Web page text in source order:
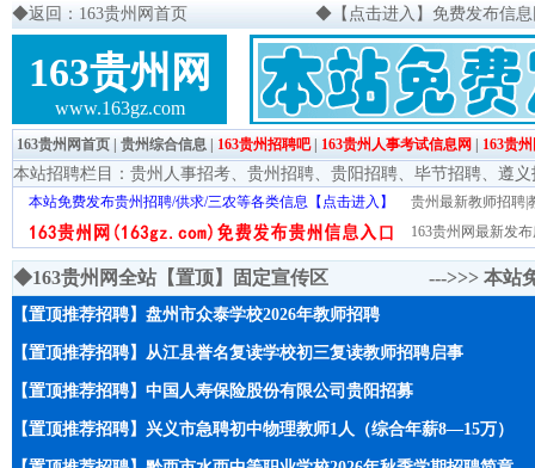
◆返回：163贵州网首页 ◆ 【点击进入】免费发布信
163贵州网
www.163gz.com
163贵州网首页 贵州综合信息 163贵州招聘吧| 163贵州人事考试信息网 163贵
本站招聘栏目： 贵州人事招考、 贵州招聘、 贵阳招聘、 毕节招聘、 遵义
本站免费发布贵州招聘/供求/三农等各类信息【点击进入】
贵州最新教师招聘|
163贵州网最新发
◆163贵州网全站【置顶】固定宣传区 --->>> 本站
【置顶推荐招聘】盘州市众泰学校2026年教师招聘
【置顶推荐招聘】从江县誉名复读学校初三复读教师招聘启事
【置顶推荐招聘】中国人寿保险股份有限公司贵阳招募
【置顶推荐招聘】兴义市急聘初中物理教师1人（综合年薪8—15万）